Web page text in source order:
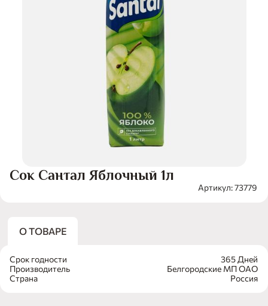
Сок Сантал Яблочный 1л
Артикул: 73779
О ТОВАРЕ
Срок годности
365 Дней
Производитель
Белгородские МП ОАО
Страна
Россия